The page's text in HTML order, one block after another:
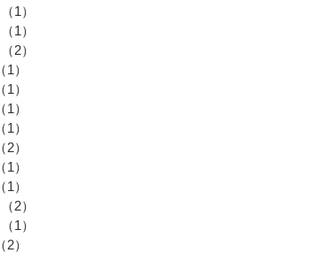
（1）
（1）
（2）
（1）
（1）
（1）
（1）
（2）
（1）
（1）
（2）
（1）
（2）